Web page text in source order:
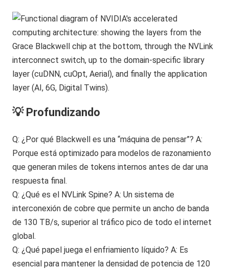
💡 Profundizando
Q: ¿Por qué Blackwell es una “máquina de pensar”? A:
Porque está optimizado para modelos de razonamiento
que generan miles de tokens internos antes de dar una
respuesta final.
Q: ¿Qué es el NVLink Spine? A: Un sistema de
interconexión de cobre que permite un ancho de banda
de 130 TB/s, superior al tráfico pico de todo el internet
global.
Q: ¿Qué papel juega el enfriamiento líquido? A: Es
esencial para mantener la densidad de potencia de 120